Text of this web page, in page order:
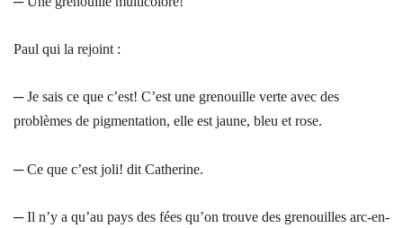
Paul qui la rejoint :
─ Je sais ce que c’est! C’est une grenouille verte avec des
problèmes de pigmentation, elle est jaune, bleu et rose.
─ Ce que c’est joli! dit Catherine.
─ Il n’y a qu’au pays des fées qu’on trouve des grenouilles arc-en-